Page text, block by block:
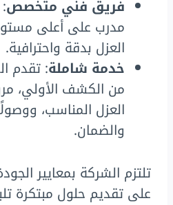
فريق فني متخصص
مدرب على أعلى
العزل بدقة واحترافية.
خدمة شاملة: تقدم
من الكشف الأولي،
العزل المناسب،
والضمان.
تلتزم الشركة بمعايير
على تقديم حلول مبتكرة